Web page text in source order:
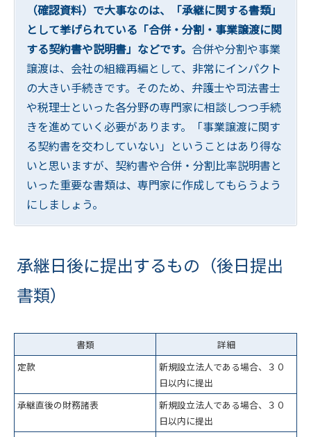
（確認資料）で大事なのは、「承継に関する書類」
として挙げられている「合併・分割・事業譲渡に関
する契約書や説明書」などです。 合併や分割や事業
譲渡は、会社の組織再編として、非常にインパクト
の大きい手続きです。そのため、弁護士や司法書士
や税理士といった各分野の専門家に相談しつつ手続
きを進めていく必要があります。「事業譲渡に関す
る契約書を交わしていない」ということはあり得な
いと思いますが、契約書や合併・分割比率説明書と
いった重要な書類は、専門家に作成してもらうよう
にしましょう。
承継日後に提出するもの（後日提出
書類）
書類
詳細
定款
新規設立法人である場合、３０
日以内に提出
承継直後の財務諸表
新規設立法人である場合、３０
日以内に提出